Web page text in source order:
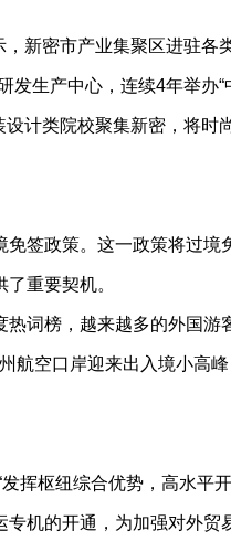
新密市产业集聚区进驻各
生产中心，连续4年举办“
计类院校聚集新密，将
政策。这一政策将过境
重要契机。
词榜，越来越多的外国游
航空口岸迎来出入境小高
枢纽综合优势，高水平开
机的开通，为加强对外贸